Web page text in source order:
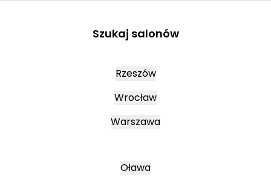
Szukaj salonów
Rzeszów
Wrocław
Warszawa
Oława